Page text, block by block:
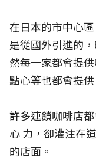
在日本的市中心
是從國外引進的
然每一家都會提
點心等也都會提
許多連鎖咖啡店
心 力，卻灌注在
的店面。